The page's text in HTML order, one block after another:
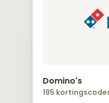
Domino's
195